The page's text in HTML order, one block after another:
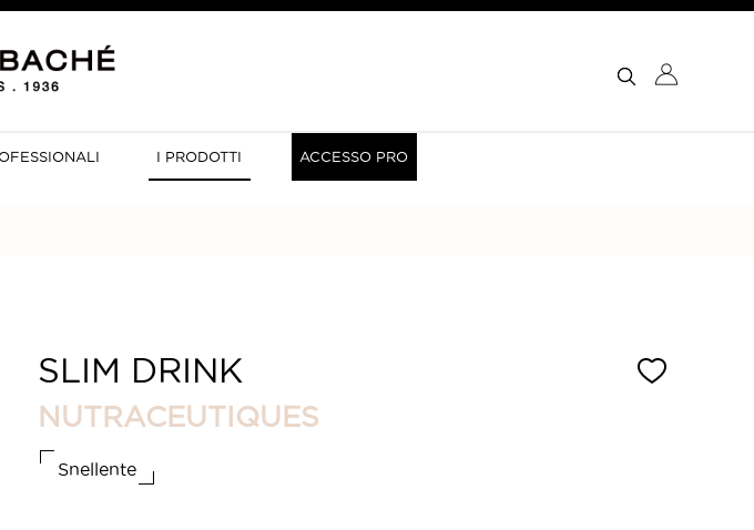
Esci X
I PRODOTTI ACCESSO PRO
SLIM DRINK
NUTRACEUTIQUES
Snellente